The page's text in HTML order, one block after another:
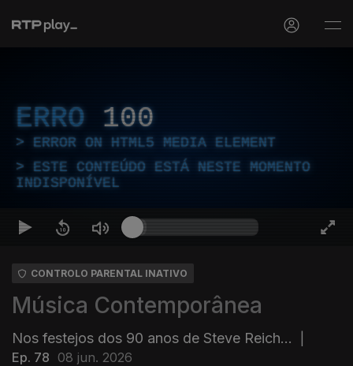
ERRO 100
ERROR ON HTML5 MEDIA ELEMENT
ESTE CONTEÚDO ESTÁ NESTE MOMENTO
INDISPONÍVEL
CONTROLO PARENTAL INATIVO
Música Contemporânea
Nos festejos dos 90 anos de Steve Reich…
Ep. 78 08 jun. 2026